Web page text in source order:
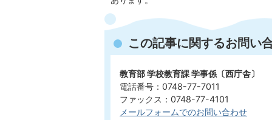
この記事に関するお問い
教育部 学校教育課 学事係〔西庁舎〕
電話番号：0748-77-7011
ファックス：0748-77-4101
メールフォームでのお問い合わせ